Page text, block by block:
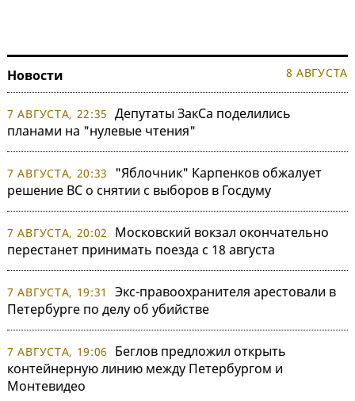
Новости 8 АВГУСТА
7 АВГУСТА, 22:35 Депутаты ЗакСа поделились
планами на "нулевые чтения"
7 АВГУСТА, 20:33
"Яблочник" Карпенков обжалует
решение ВС о снятии с выборов в Госдуму
7 АВГУСТА, 20:02
Московский вокзал окончательно
перестанет принимать поезда с 18 августа
7 АВГУСТА, 19:31
Экс-правоохранителя арестовали в
Петербурге по делу об убийстве
7 АВГУСТА, 19:06
Беглов предложил открыть
контейнерную линию между Петербургом и
Монтевидео